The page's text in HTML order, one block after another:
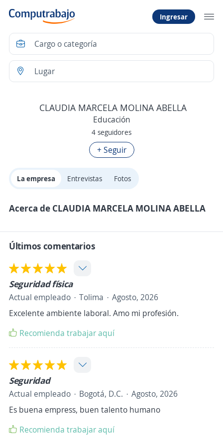
Ingresar
CLAUDIA MARCELA MOLINA ABELLA
Educación
4 seguidores
+ Seguir
La empresa Entrevistas Fotos
Acerca de CLAUDIA MARCELA MOLINA ABELLA
Últimos comentarios
Seguridad física
Actual empleado Tolima
Agosto, 2026
Excelente ambiente laboral. Amo mi profesión.
Recomienda trabajar aquí
Seguridad
Actual empleado Bogotá, D.C.
Agosto, 2026
Es buena empress, buen talento humano
Recomienda trabajar aquí